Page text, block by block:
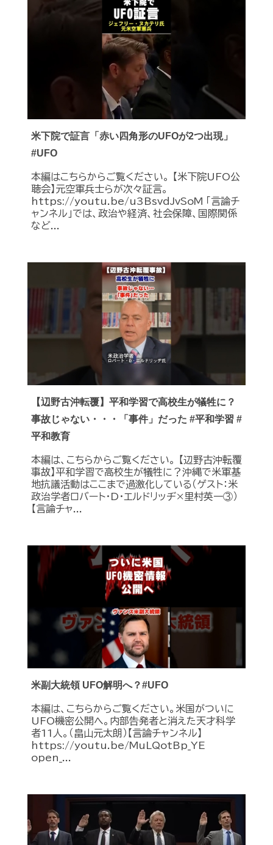
米下院で証言「赤い四角形のUFOが2つ出現」
#UFO
本編はこちらからご覧ください。 【米下院UFO公
聴会】元空軍兵士らが次々証言。
https://youtu.be/u3BsvdJvSoM 「言論チ
ャンネル」では、政治や経済、社会保障、国際関係
など...
【辺野古沖転覆】平和学習で高校生が犠牲に？
事故じゃない・・・「事件」だった #平和学習 #
平和教育
本編は、こちらからご覧ください。 【辺野古沖転覆
事故】平和学習で高校生が犠牲に？沖縄で米軍基
地抗議活動はここまで過激化している（ゲスト：米
政治学者ロバート・D・エルドリッヂ×里村英一③）
【言論チャ...
米副大統領 UFO解明へ？#UFO
本編は、こちらからご覧ください。米国がついに
UFO機密公開へ。内部告発者と消えた天才科学
者11人。（畠山元太朗）【言論チャンネル】
https://youtu.be/MuLQotBp_YE
open_...